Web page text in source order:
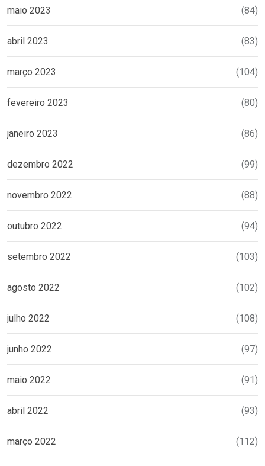
maio 2023 (84)
abril 2023 (83)
março 2023 (104)
fevereiro 2023 (80)
janeiro 2023 (86)
dezembro 2022 (99)
novembro 2022 (88)
outubro 2022 (94)
setembro 2022 (103)
agosto 2022 (102)
julho 2022 (108)
junho 2022 (97)
maio 2022 (91)
abril 2022 (93)
março 2022 (112)